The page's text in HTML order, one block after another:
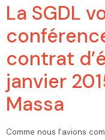
La SGDL
contrat
janvier
Massa
Comme nous l’avions